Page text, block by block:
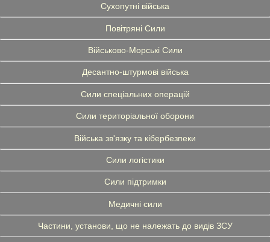
Сухопутні війська
Повітряні Сили
Військово-Морські Сили
Десантно-штурмові війська
Сили спеціальних операцій
Сили територіальної оборони
Війська зв'язку та кібербезпеки
Сили логістики
Сили підтримки
Медичні сили
Частини, установи, що не належать до видів ЗСУ